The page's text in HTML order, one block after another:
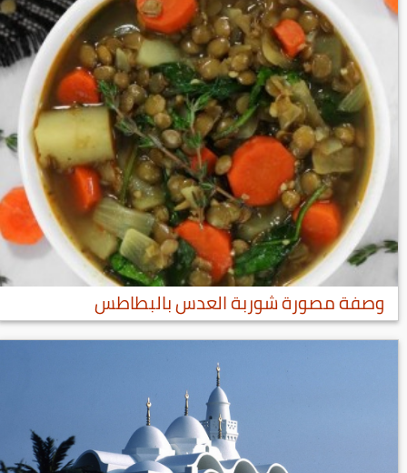
وصفة مصورة شوربة العدس بالبطاطس